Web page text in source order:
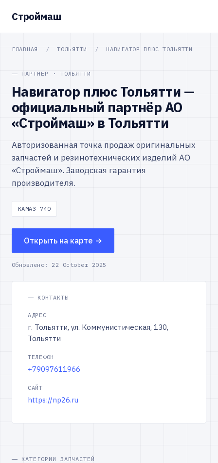
Строймаш
ГЛАВНАЯ / ТОЛЬЯТТИ / НАВИГАТОР ПЛЮС ТОЛЬЯТТИ
ПАРТНЁР · ТОЛЬЯТТИ
Навигатор плюс Тольятти —
официальный партнёр АО
«Строймаш» в Тольятти
Авторизованная точка продаж оригинальных
запчастей и резинотехнических изделий АО
«Строймаш». Заводская гарантия
производителя.
КАМАЗ 740
Открыть на карте →
Обновлено: 22 October 2025
КОНТАКТЫ
АДРЕС
г. Тольятти, ул. Коммунистическая, 130,
Тольятти
ТЕЛЕФОН
+79097611966
САЙТ
https://np26.ru
КАТЕГОРИИ ЗАПЧАСТЕЙ